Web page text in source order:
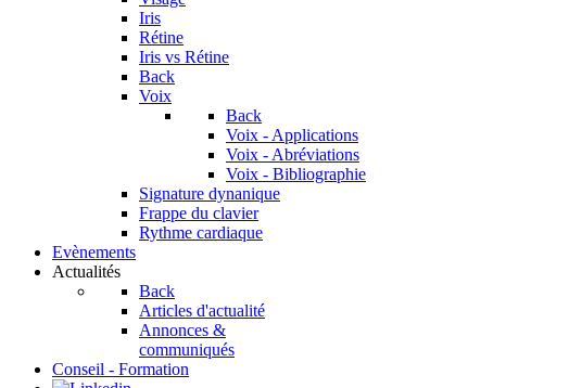
Iris
Rétine
Iris vs Rétine
Back
Voix
Back
Voix - Applications
Voix - Abréviations
Voix - Bibliographie
Signature dynanique
Frappe du clavier
Rythme cardiaque
Evènements
Actualités
Back
Articles d'actualité
Annonces &
communiqués
Conseil - Formation